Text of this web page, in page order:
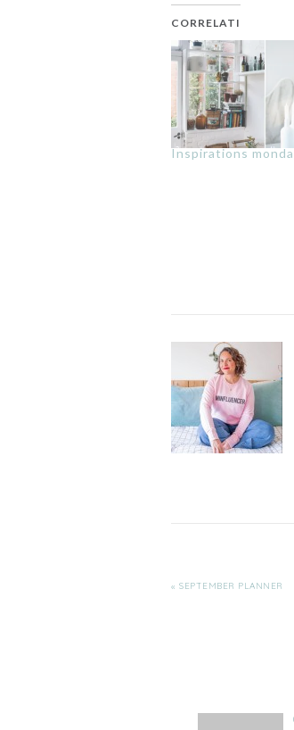
CORRELATI
Inspirations
« SEPTEMBER PLANNER